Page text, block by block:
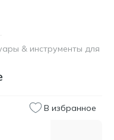
& инструменты для
В избранное